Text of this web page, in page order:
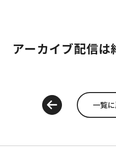
アーカイブ配信
一覧